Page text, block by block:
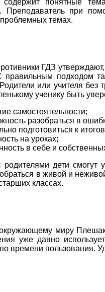
при
темах.
ГДЗ
правильным подходом
или учителя без
ученику быть
самостоятельности;
разобраться в
подготовиться к
на уроках;
в себе и
родителями дети смогут
в живой и
классах.
миру
уже давно
времени пользования.